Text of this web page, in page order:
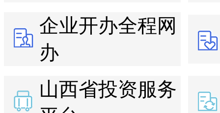
企业开办全程网
办
山西省投资服务